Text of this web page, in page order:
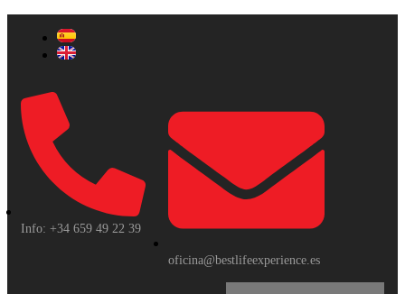
Info: +34 659 49 22 39
oficina@bestlifeexperience.es